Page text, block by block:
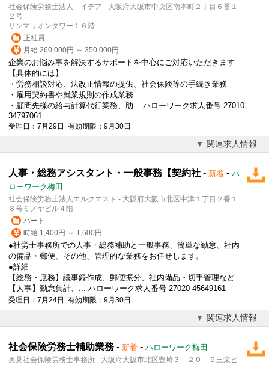
社会保険労務士法人 イデア - 大阪府大阪市中央区南本町２丁目６番１
２号
サンマリオンタワー１６階
正社員
月給 260,000円 ～ 350,000円
企業のお悩み事を解決するサポートを中心にご対応いただきます
【具体的には】
・ 労務相談対応、法改正情報の提供、社会保険等の手続き業務
・雇用契約書や就業規則の作成業務
・顧問先様の給与計算代行業務、助... ハローワーク求人番号 27010-
34797061
受理日：7月29日 有効期限：9月30日
関連求人情報
人事・総務アシスタント・一般事務【契約社 - 新着 - ハ
ローワーク梅田
社会保険労務士法人エルクエスト - 大阪府大阪市北区中津１丁目２番１
８号ミノヤビル４階
パート
時給 1,400円 ～ 1,600円
●社労士事務所での人事・総務補助と一般事務、簡単な勤怠、社内
の備品・郵便、その他、管理的な業務をお任せします。
●詳細
【総務・庶務】議事録作成、郵便振分、社内備品・切手管理など
【人事】勤怠集計、... ハローワーク求人番号 27020-45649161
受理日：7月24日 有効期限：9月30日
関連求人情報
社会保険労務士補助業務 - 新着 - ハローワーク梅田
奥見社会保険労務士事務所 - 大阪府大阪市北区豊崎３－２０－９三栄ビ